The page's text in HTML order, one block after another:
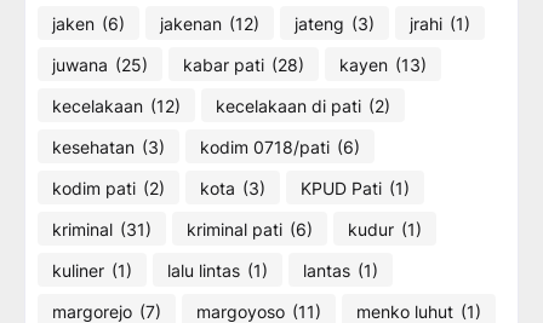
jaken (6) jakenan (12) jateng (3) jrahi (1)
juwana (25) kabar pati (28) kayen (13)
kecelakaan (12) kecelakaan di pati (2)
kesehatan (3) kodim 0718/pati (6)
kodim pati (2) kota (3) KPUD Pati (1)
kriminal (31) kriminal pati (6) kudur (1)
kuliner (1) lalu lintas (1) lantas (1)
margorejo (7) margoyoso (11) menko luhut (1)